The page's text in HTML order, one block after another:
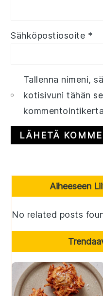
Sähköpostiosoite *
Tallenna nimeni,
kotisivuni tähän
Primary
Sidebar
Aiheeseen
No related posts